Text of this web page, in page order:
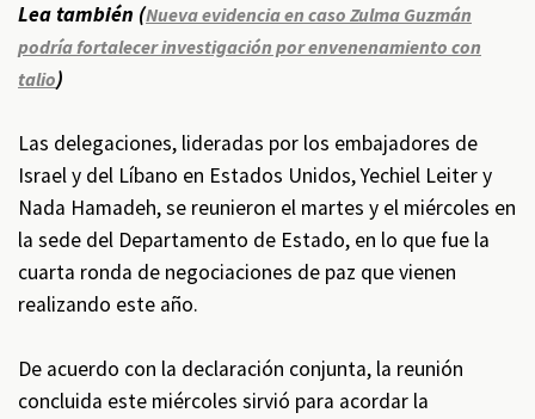
Lea también (Nueva evidencia en caso Zulma Guzmán
podría fortalecer investigación por envenenamiento con
talio)
Las delegaciones, lideradas por los embajadores de
Israel y del Líbano en Estados Unidos, Yechiel Leiter y
Nada Hamadeh, se reunieron el martes y el miércoles en
la sede del Departamento de Estado, en lo que fue la
cuarta ronda de negociaciones de paz que vienen
realizando este año.
De acuerdo con la declaración conjunta, la reunión
concluida este miércoles sirvió para acordar la